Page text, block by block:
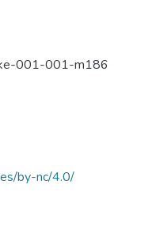
001-001-m186
by-nc/4.0/